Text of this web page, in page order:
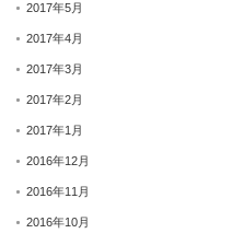
2017年5月
2017年4月
2017年3月
2017年2月
2017年1月
2016年12月
2016年11月
2016年10月